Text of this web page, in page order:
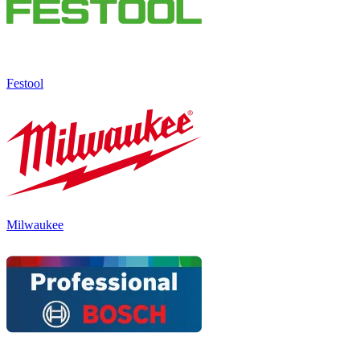
Festool
Milwaukee